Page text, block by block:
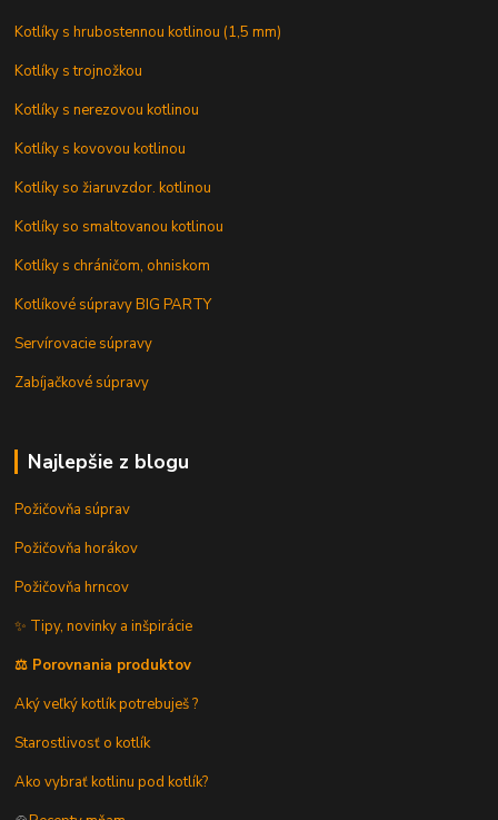
Kotlíky s hrubostennou kotlinou (1,5 mm)
Kotlíky s trojnožkou
Kotlíky s nerezovou kotlinou
Kotlíky s kovovou kotlinou
Kotlíky so žiaruvzdor. kotlinou
Kotlíky so smaltovanou kotlinou
Kotlíky s chráničom, ohniskom
Kotlíkové súpravy BIG PARTY
Servírovacie súpravy
Zabíjačkové súpravy
Najlepšie z blogu
Požičovňa súprav
Požičovňa horákov
Požičovňa hrncov
✨ Tipy, novinky a inšpirácie
⚖️ Porovnania produktov
Aký veľký kotlík potrebuješ ?
Starostlivosť o kotlík
Ako vybrať kotlinu pod kotlík?